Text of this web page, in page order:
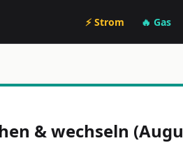
⚡ Strom 🔥 Gas
& wechseln